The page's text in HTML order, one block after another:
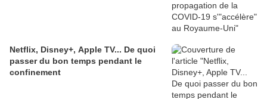
Netflix, Disney+, Apple TV... De quoi
passer du bon temps pendant le
confinement